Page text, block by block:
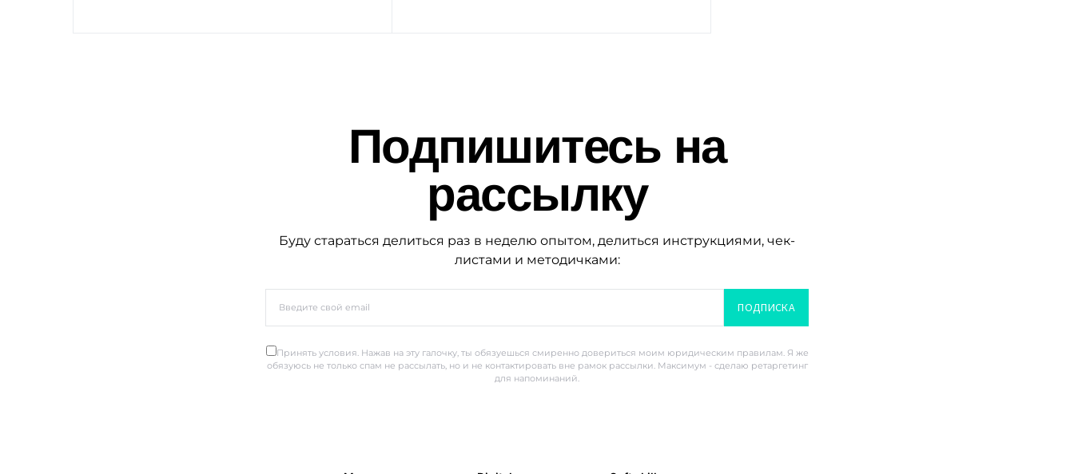
Подпишитесь на
рассылку
Буду стараться делиться раз в неделю опытом, делиться инструкциями, чек-
листами и методичками:
ПОДПИСКА
Принять условия. Нажав на эту галочку, ты обязуешься смиренно довериться моим юридическим правилам. Я же
обязуюсь не только спам не рассылать, но и не контактировать вне рамок рассылки. Максимум - сделаю ретаргетинг
для напоминаний.